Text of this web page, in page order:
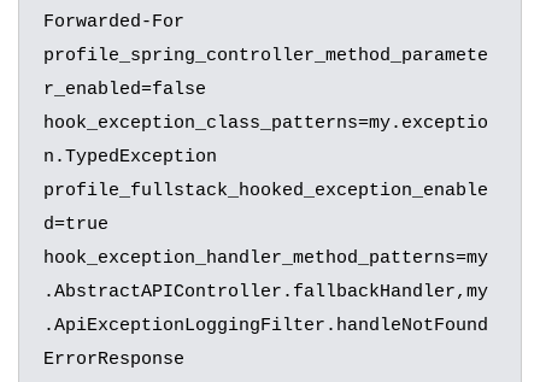
Forwarded-For
profile_spring_controller_method_paramete
r_enabled=false
hook_exception_class_patterns=my.exceptio
n.TypedException
profile_fullstack_hooked_exception_enable
d=true
hook_exception_handler_method_patterns=my
.AbstractAPIController.fallbackHandler,my
.ApiExceptionLoggingFilter.handleNotFound
ErrorResponse